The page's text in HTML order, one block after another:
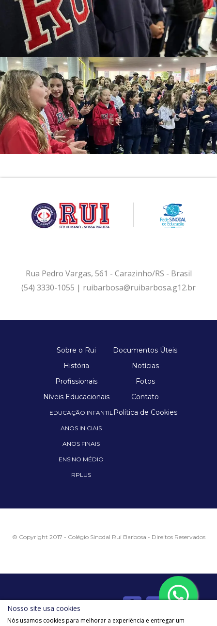
Rua Pedro Vargas, 561 - Carazinho/RS - Brasil
(54) 3330-1055 | ruibarbosa@ruibarbosa.g12.br
Sobre o Rui
História
Profissionais
Níveis Educacionais
EDUCAÇÃO INFANTIL
ANOS INICIAIS
ANOS FINAIS
ENSINO MÉDIO
RPLUS
Documentos Úteis
Notícias
Fotos
Contato
Política de Cookies
© Copyright 2017 - Colégio Sinodal Rui Barbosa - Direitos Reservados
Siga o Rui nas redes sociais
Nosso site usa cookies
Nós usamos cookies para melhorar a experiência e entregar um